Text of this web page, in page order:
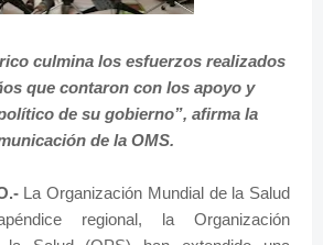
culmina los esfuerzos realizados
que contaron con los apoyo y
de su gobierno”, afirma la
de la OMS.
.-La Organización Mundial de la Salud
regional, la Organización